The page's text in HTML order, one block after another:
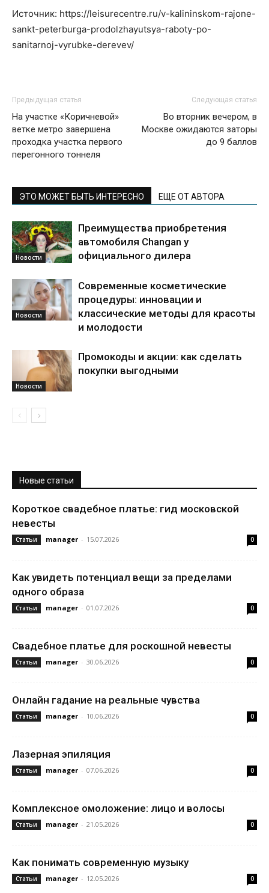
Источник: https://leisurecentre.ru/v-kalininskom-rajone-
sankt-peterburga-prodolzhayutsya-raboty-po-
sanitarnoj-vyrubke-derevev/
Предыдущая статья
На участке «Коричневой»
ветке метро завершена
проходка участка первого
перегонного тоннеля
Следующая статья
Во вторник вечером, в
Москве ожидаются заторы
до 9 баллов
ЭТО МОЖЕТ БЫТЬ ИНТЕРЕСНО ЕЩЕ ОТ АВТОРА
Новости
Преимущества приобретения
автомобиля Changan у
официального дилера
Новости
Современные косметические
процедуры: инновации и
классические методы для красоты
и молодости
Новости
Промокоды и акции: как сделать
покупки выгодными
Новые статьи
Короткое свадебное платье: гид московской
невесты
Статьи manager - 15.07.2026 0
Как увидеть потенциал вещи за пределами
одного образа
Статьи manager - 01.07.2026 0
Свадебное платье для роскошной невесты
Статьи manager - 30.06.2026 0
Онлайн гадание на реальные чувства
Статьи manager - 10.06.2026 0
Лазерная эпиляция
Статьи manager - 07.06.2026 0
Комплексное омоложение: лицо и волосы
Статьи manager - 21.05.2026 0
Как понимать современную музыку
Статьи manager - 12.05.2026 0